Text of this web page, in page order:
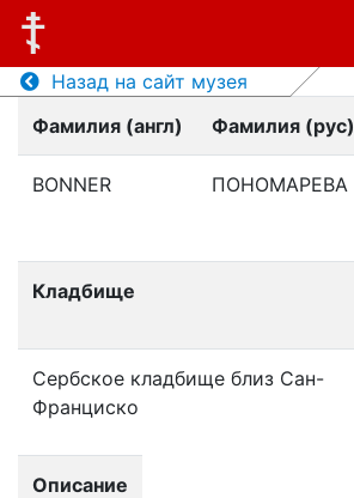
Назад на сайт музея
Фамилия (англ)
Фамилия (рус)
BONNER ПОНОМАРЕВА
Кладбище
Сербское кладбище близ Сан-
Франциско
Описание